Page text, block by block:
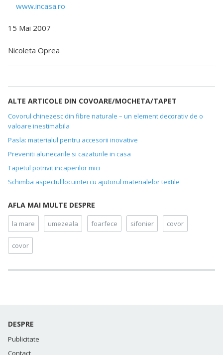
www.incasa.ro
15 Mai 2007
Nicoleta Oprea
ALTE ARTICOLE DIN COVOARE/MOCHETA/TAPET
Covorul chinezesc din fibre naturale – un element decorativ de o
valoare inestimabila
Pasla: materialul pentru accesorii inovative
Preveniti alunecarile si cazaturile in casa
Tapetul potrivit incaperilor mici
Schimba aspectul locuintei cu ajutorul materialelor textile
AFLA MAI MULTE DESPRE
la mare umezeala foarfece sifonier covor
covor
DESPRE
Publicitate
Contact